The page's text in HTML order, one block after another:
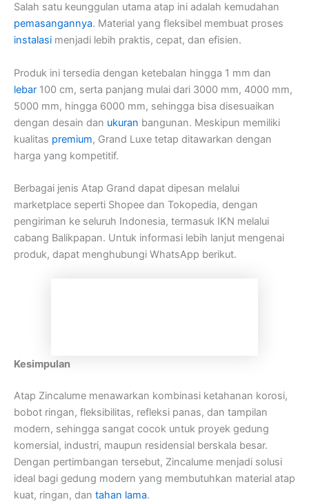
Salah satu keunggulan utama atap ini adalah kemudahan
pemasangannya. Material yang fleksibel membuat proses
instalasi menjadi lebih praktis, cepat, dan efisien.
Produk ini tersedia dengan ketebalan hingga 1 mm dan
lebar 100 cm, serta panjang mulai dari 3000 mm, 4000 mm,
5000 mm, hingga 6000 mm, sehingga bisa disesuaikan
dengan desain dan ukuran bangunan. Meskipun memiliki
kualitas premium, Grand Luxe tetap ditawarkan dengan
harga yang kompetitif.
Berbagai jenis Atap Grand dapat dipesan melalui
marketplace seperti Shopee dan Tokopedia, dengan
pengiriman ke seluruh Indonesia, termasuk IKN melalui
cabang Balikpapan. Untuk informasi lebih lanjut mengenai
produk, dapat menghubungi WhatsApp berikut.
Kesimpulan
Atap Zincalume menawarkan kombinasi ketahanan korosi,
bobot ringan, fleksibilitas, refleksi panas, dan tampilan
modern, sehingga sangat cocok untuk proyek gedung
komersial, industri, maupun residensial berskala besar.
Dengan pertimbangan tersebut, Zincalume menjadi solusi
ideal bagi gedung modern yang membutuhkan material atap
kuat, ringan, dan tahan lama.